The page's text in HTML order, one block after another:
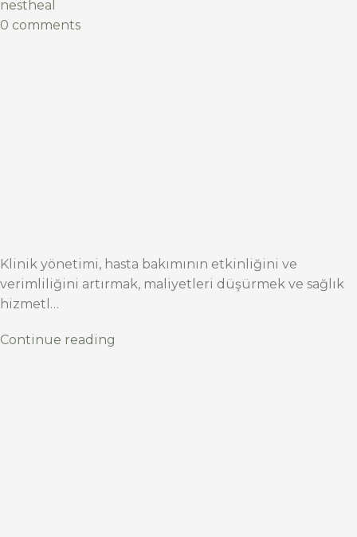
nestheal
0 comments
Klinik yönetimi, hasta bakımının etkinliğini ve
verimliliğini artırmak, maliyetleri düşürmek ve sağlık
hizmetl…
Continue reading